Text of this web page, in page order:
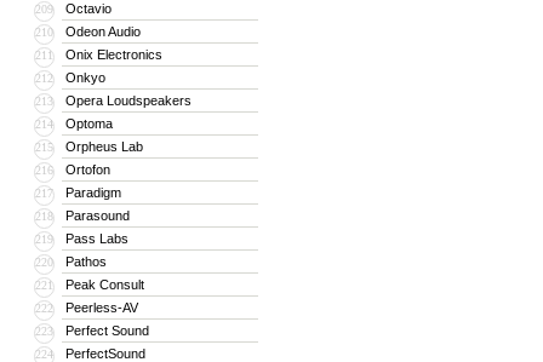
209 Octavio
210 Odeon Audio
211 Onix Electronics
212 Onkyo
213 Opera Loudspeakers
214 Optoma
215 Orpheus Lab
216 Ortofon
217 Paradigm
218 Parasound
219 Pass Labs
220 Pathos
221 Peak Consult
222 Peerless-AV
223 Perfect Sound
224 PerfectSound